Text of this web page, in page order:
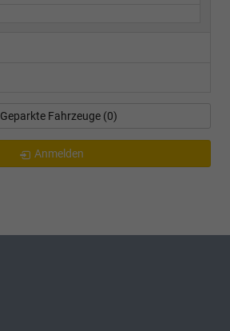
Geparkte Fahrzeuge (0)
Anmelden